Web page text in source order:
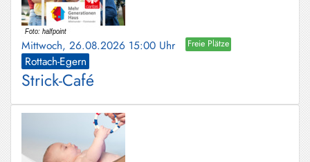
Mittwoch, 26.08.2026 15:00 Uhr Freie Plätze
Rottach-Egern
Strick-Café